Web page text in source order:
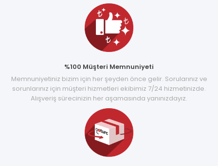
%100 Müşteri Memnuniyeti
Memnuniyetiniz bizim için her şeyden önce gelir. Sorularınız ve
sorunlarınız için müşteri hizmetleri ekibimiz 7/24 hizmetinizde.
Alışveriş sürecinizin her aşamasında yanınızdayız.